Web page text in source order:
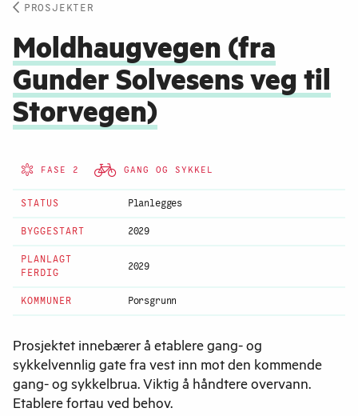
PROSJEKTER
Moldhaugvegen (fra
Gunder Solvesens veg til
Storvegen)
FASE 2 GANG OG SYKKEL
STATUS Planlegges
BYGGESTART 2029
PLANLAGT
FERDIG
2029
KOMMUNER Porsgrunn
Prosjektet innebærer å etablere gang- og
sykkelvennlig gate fra vest inn mot den kommende
gang- og sykkelbrua. Viktig å håndtere overvann.
Etablere fortau ved behov.